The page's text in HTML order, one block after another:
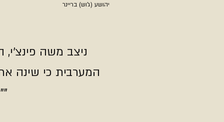
יהושע (ג'וש) בריינר
ניצב משה
המערבית כי שינה
"אנחנו פה בשביל ההתיישבות, לשוטרים יש תפקיד לא פחות מחיילי צה"ל"